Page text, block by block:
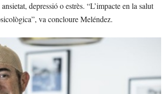
depressió o estrès. “L’impacte en la salut
va concloure Meléndez.